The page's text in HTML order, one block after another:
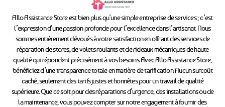
Allo Assistance Store est bien plus qu’une simple entreprise de services ; c’est
l’expression d’une passion profonde pour l’excellence dans l’artisanat. Nous
sommes entièrement dévoués à votre satisfaction en offrant des services de
réparation de stores, de volets roulants et de rideaux mécaniques de haute
qualité qui répondent précisément à vos besoins. Avec Allo Assistance Store,
bénéficiez d’une transparence totale en matière de tarification. Aucun surcoût
caché, seulement des tarifs justes et honnêtes pour un travail de qualité
supérieure. Que ce soit pour des réparations d’urgence, des installations ou de
la maintenance, vous pouvez compter sur notre engagement à fournir des